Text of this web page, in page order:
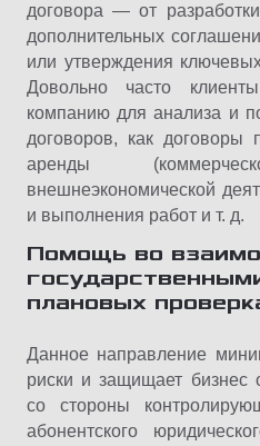
договора — от
дополнительных
или утверждения
Довольно часто
компанию для анализа и
договоров, как договоры
аренды
внешнеэкономической
и выполнения работ и т. д.
Помощь во
плановых
Данное направление
риски и защищает бизнес
со стороны
абонентского